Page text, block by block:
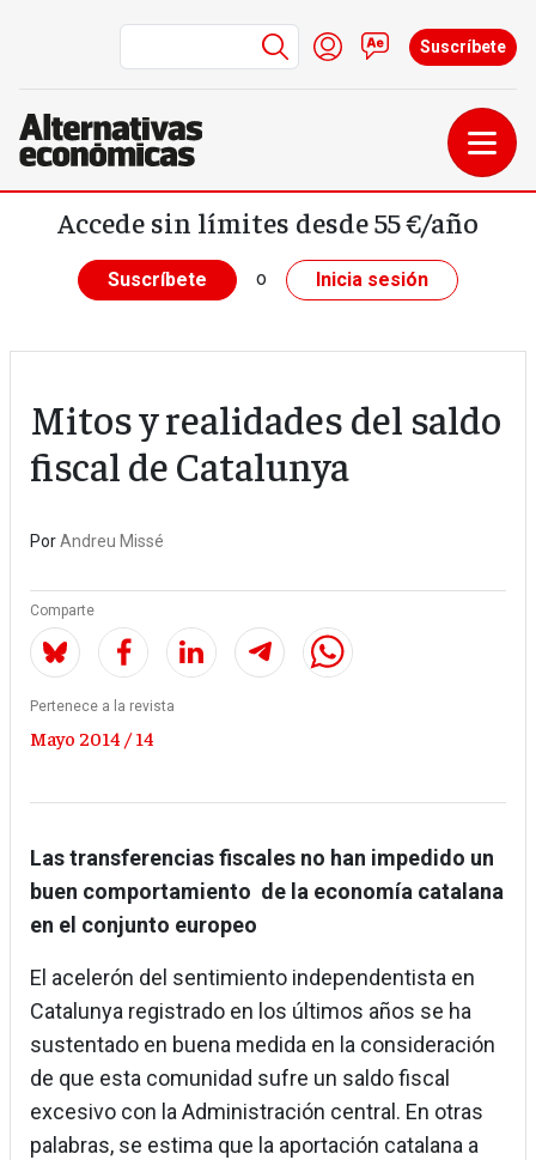
Pasar al contenido principal
Menú de cuenta de
Iniciar sesión
Contacto
Suscríbete
Accede sin límites desde 55 €/año
Suscríbete o Inicia sesión
Mitos y realidades del saldo
fiscal de Catalunya
PorAndreu Missé
Comparte
Pertenece a la revista
Mayo 2014 / 14
Las transferencias fiscales no han impedido un
buen comportamiento de la economía catalana
en el conjunto europeo
El acelerón del sentimiento independentista en
Catalunya registrado en los últimos años se ha
sustentado en buena medida en la consideración
de que esta comunidad sufre un saldo fiscal
excesivo con la Administración central. En otras
palabras, se estima que la aportación catalana a